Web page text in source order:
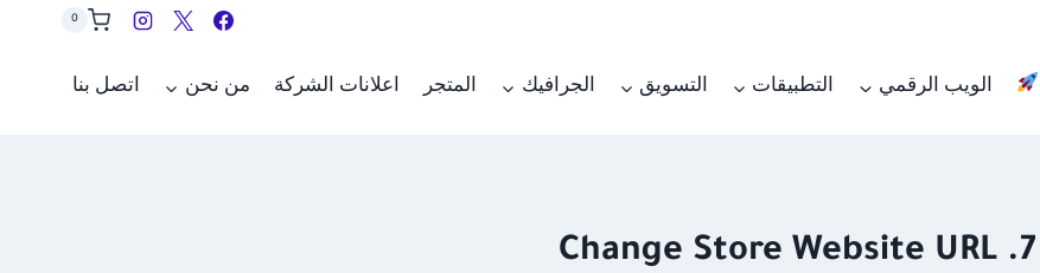
0
الويب الرقمي التطبيقات التسويق الجرافيك المتجر اعلانات الشركة من نحن اتصل بنا
7. Change Store Website URL